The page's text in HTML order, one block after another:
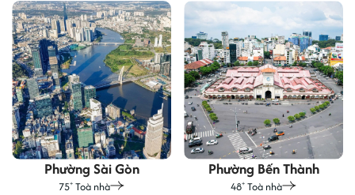
Phường Sài Gòn
75+ Toà nhà
Phường Bến Thành
48+ Toà nhà